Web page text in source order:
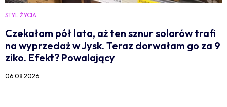
STYL ŻYCIA
Czekałam pół lata, aż ten sznur solarów trafi
na wyprzedaż w Jysk. Teraz dorwałam go za 9
ziko. Efekt? Powalający
06.08.2026